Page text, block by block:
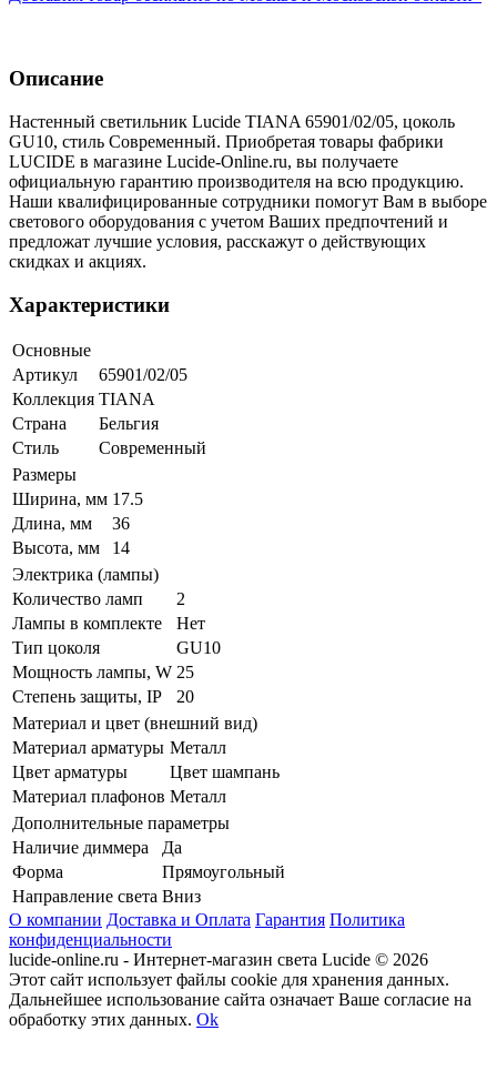
Описание
Настенный светильник Lucide TIANA 65901/02/05, цоколь
GU10, стиль Современный. Приобретая товары фабрики
LUCIDE в магазине Lucide-Online.ru, вы получаете
официальную гарантию производителя на всю продукцию.
Наши квалифицированные сотрудники помогут Вам в выборе
светового оборудования с учетом Ваших предпочтений и
предложат лучшие условия, расскажут о действующих
скидках и акциях.
Характеристики
Основные
Артикул
65901/02/05
Коллекция TIANA
Страна
Бельгия
Стиль
Современный
Размеры
Ширина, мм 17.5
Длина, мм
36
Высота, мм
14
Электрика (лампы)
Количество ламп
2
Лампы в комплекте
Нет
Тип цоколя
GU10
Мощность лампы, W 25
Степень защиты, IP
20
Материал и цвет (внешний вид)
Материал арматуры Металл
Цвет арматуры
Цвет шампань
Материал плафонов Металл
Дополнительные параметры
Наличие диммера
Да
Форма
Прямоугольный
Направление света Вниз
О компании Доставка и Оплата Гарантия Политика
конфиденциальности
lucide-online.ru - Интернет-магазин света Lucide © 2026
Этот сайт использует файлы cookie для хранения данных.
Дальнейшее использование сайта означает Ваше согласие на
обработку этих данных. Ok